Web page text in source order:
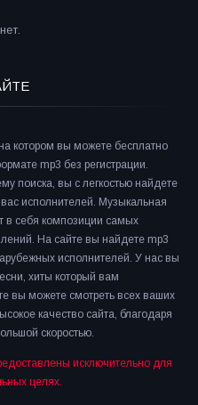
котором вы можете бесплатно
mp3 без регистрации.
поиска, вы с легкостью найдете
исполнителей. Музыкальная
в себя композиции самых
На сайте вы найдете mp3
исполнителей. У нас вы
хиты который вам
вы можете смотреть всех ваших
качество сайта, благодаря
скоростью.
исключительно для
целях.